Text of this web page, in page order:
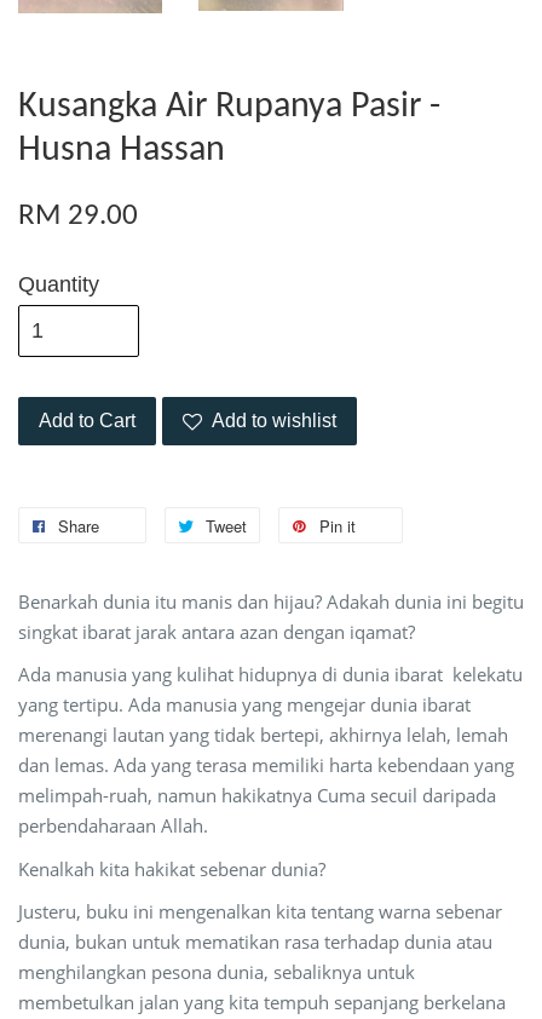
Kusangka Air Rupanya Pasir -
Husna Hassan
RM 29.00
Quantity
Add to Cart Add to wishlist
Share Tweet Pin it
Benarkah dunia itu manis dan hijau? Adakah dunia ini begitu
singkat ibarat jarak antara azan dengan iqamat?
Ada manusia yang kulihat hidupnya di dunia ibarat kelekatu
yang tertipu. Ada manusia yang mengejar dunia ibarat
merenangi lautan yang tidak bertepi, akhirnya lelah, lemah
dan lemas. Ada yang terasa memiliki harta kebendaan yang
melimpah-ruah, namun hakikatnya Cuma secuil daripada
perbendaharaan Allah.
Kenalkah kita hakikat sebenar dunia?
Justeru, buku ini mengenalkan kita tentang warna sebenar
dunia, bukan untuk mematikan rasa terhadap dunia atau
menghilangkan pesona dunia, sebaliknya untuk
membetulkan jalan yang kita tempuh sepanjang berkelana